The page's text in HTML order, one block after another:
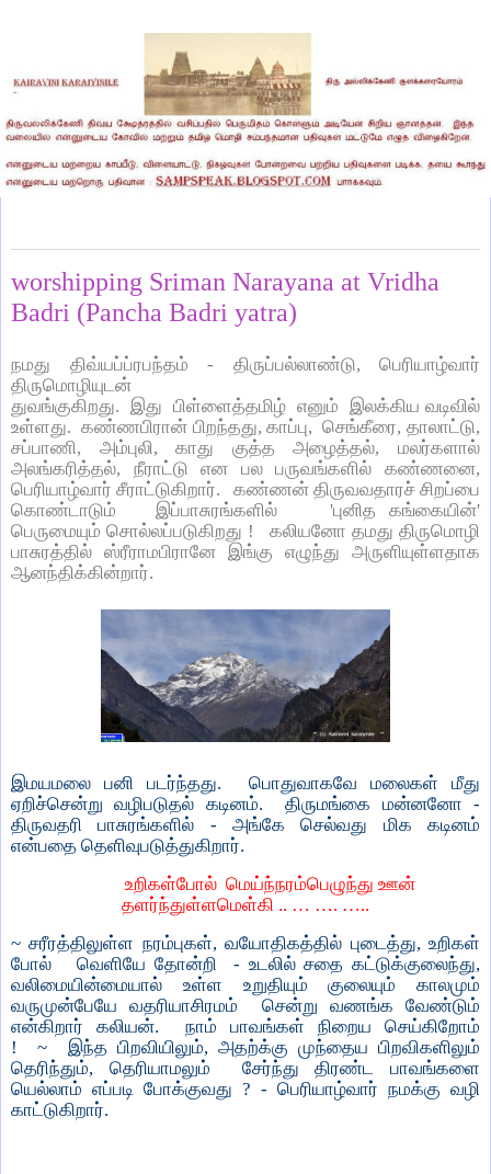
worshipping Sriman Narayana at Vridha
Badri (Pancha Badri yatra)
நமது திவ்யப்ப்ரபந்தம் - திருப்பல்லாண்டு, பெரியாழ்வார்
திருமொழியுடன்
துவங்குகிறது. இது பிள்ளைத்தமிழ் எனும் இலக்கிய வடிவில்
உள்ளது. கண்ணபிரான் பிறந்தது, காப்பு, செங்கீரை, தாலாட்டு,
சப்பாணி, அம்புலி, காது குத்த அழைத்தல், மலர்களால்
அலங்கரித்தல், நீராட்டு என பல பருவங்களில் கண்ணனை,
பெரியாழ்வார் சீராட்டுகிறார். கண்ணன் திருவவதாரச் சிறப்பை
கொண்டாடும் இப்பாசுரங்களில் 'புனித கங்கையின்'
பெருமையும் சொல்லப்படுகிறது ! கலியனோ தமது திருமொழி
பாசுரத்தில் ஸ்ரீராமபிரானே இங்கு எழுந்து அருளியுள்ளதாக
ஆனந்திக்கின்றார்.
இமயமலை பனி படர்ந்தது. பொதுவாகவே மலைகள் மீது
ஏறிச்சென்று வழிபடுதல் கடினம். திருமங்கை மன்னனோ -
திருவதரி பாசுரங்களில் - அங்கே செல்வது மிக கடினம்
என்பதை தெளிவுபடுத்துகிறார்.
உறிகள்போல் மெய்ந்நரம்பெழுந்து ஊன்
தளர்ந்துள்ளமெள்கி .. … …. …..
~ சரீரத்திலுள்ள நரம்புகள், வயோதிகத்தில் புடைத்து, உறிகள்
போல் வெளியே தோன்றி - உடலில் சதை கட்டுக்குலைந்து,
வலிமையின்மையால் உள்ள உறுதியும் குலையும் காலமும்
வருமுன்பேயே வதரியாசிரமம் சென்று வணங்க வேண்டும்
என்கிறார் கலியன். நாம் பாவங்கள் நிறைய செய்கிறோம்
! ~ இந்த பிறவியிலும், அதற்க்கு முந்தைய பிறவிகளிலும்
தெரிந்தும், தெரியாமலும் சேர்ந்து திரண்ட பாவங்களை
யெல்லாம் எப்படி போக்குவது ? - பெரியாழ்வார் நமக்கு வழி
காட்டுகிறார்.